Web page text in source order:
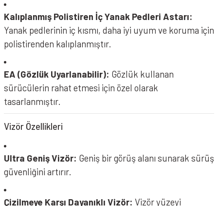
Kalıplanmış Polistiren İç Yanak Pedleri Astarı:
Yanak pedlerinin iç kısmı, daha iyi uyum ve koruma için
polistirenden kalıplanmıştır.
EA (Gözlük Uyarlanabilir): Gözlük kullanan
sürücülerin rahat etmesi için özel olarak
tasarlanmıştır.
Vizör Özellikleri
Ultra Geniş Vizör: Geniş bir görüş alanı sunarak sürüş
güvenliğini artırır.
Çizilmeye Karşı Dayanıklı Vizör: Vizör yüzeyi